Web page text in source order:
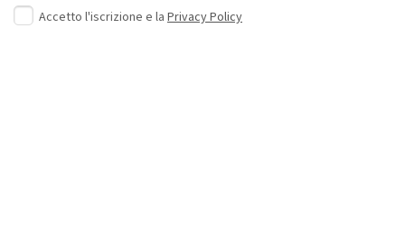
Accetto l'iscrizione e la Privacy Policy